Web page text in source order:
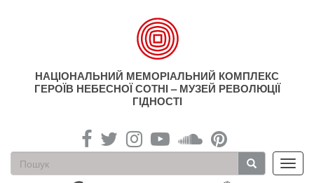
НАЦІОНАЛЬНИЙ МЕМОРІАЛЬНИЙ КОМПЛЕКС
ГЕРОЇВ НЕБЕСНОЇ СОТНІ – МУЗЕЙ РЕВОЛЮЦІЇ
ГІДНОСТІ
Пошукова